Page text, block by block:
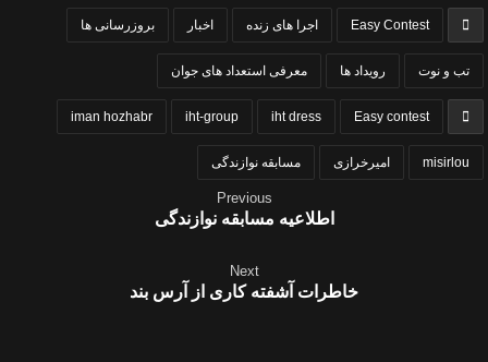
Easy Contest اجرا های زنده اخبار بروزرسانی ها
تب و نوت رویداد ها معرفی استعداد های جوان
Easy contest
iht dress
iht-group
iman hozhabr
misirlou امیرخرازی مسابقه نوازندگی
Previous
اطلاعیه مسابقه نوازندگی
Next
خاطرات آشفته کاری از آرس بند